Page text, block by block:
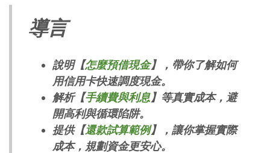
導言
說明【怎麼預借現金】，帶你了解如何
用信用卡快速調度現金。
解析【手續費與利息】等真實成本，避
開高利與循環陷阱。
提供【還款試算範例】，讓你掌握實際
成本，規劃資金更安心。